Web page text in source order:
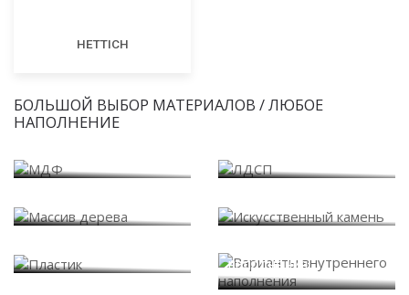
HETTICH
БОЛЬШОЙ ВЫБОР МАТЕРИАЛОВ / ЛЮБОЕ
НАПОЛНЕНИЕ
наполнения